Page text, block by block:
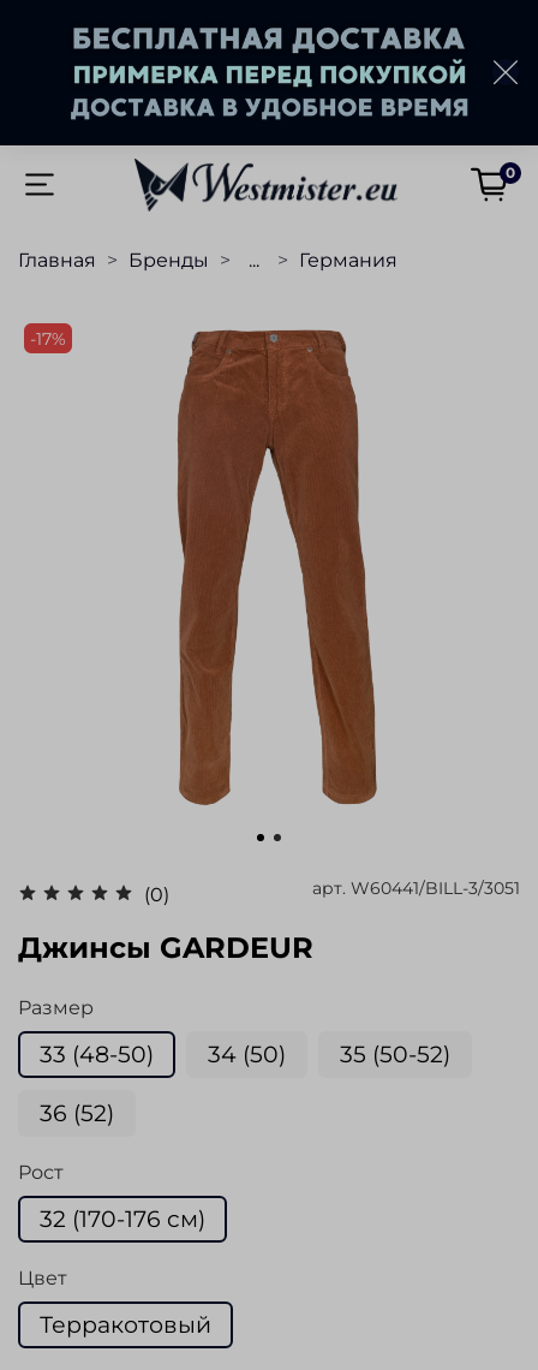
0
Главная Бренды ... Германия
-17%
(0) арт. W60441/BILL-3/3051
Джинсы GARDEUR
Размер
33 (48-50) 34 (50) 35 (50-52)
36 (52)
Рост
32 (170-176 cм)
Цвет
Терракотовый